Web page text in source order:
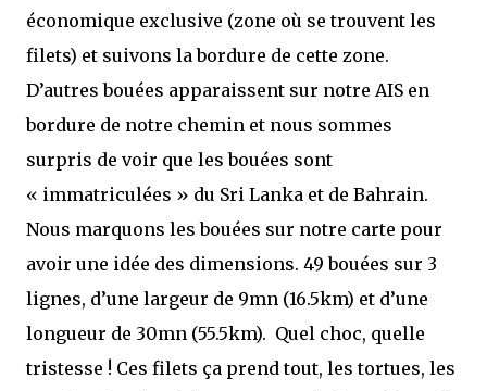
économique exclusive (zone où se trouvent les
filets) et suivons la bordure de cette zone.
D’autres bouées apparaissent sur notre AIS en
bordure de notre chemin et nous sommes
surpris de voir que les bouées sont
« immatriculées » du Sri Lanka et de Bahrain.
Nous marquons les bouées sur notre carte pour
avoir une idée des dimensions. 49 bouées sur 3
lignes, d’une largeur de 9mn (16.5km) et d’une
longueur de 30mn (55.5km). Quel choc, quelle
tristesse ! Ces filets ça prend tout, les tortues, les